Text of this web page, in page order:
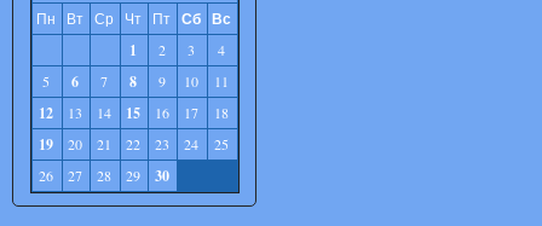
Пн
Вт Ср Чт Пт Сб Вс
1
2 3
4
5
6 7 8 9 10 11
12 13 14 15 16 17 18
19 20 21 22 23 24
25
26
27 28 29 30